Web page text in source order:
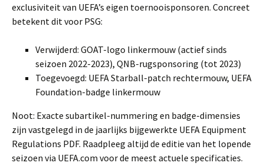
exclusiviteit van UEFA’s eigen toernooisponsoren. Concreet
betekent dit voor PSG:
Verwijderd: GOAT-logo linkermouw (actief sinds
seizoen 2022-2023), QNB-rugsponsoring (tot 2023)
Toegevoegd: UEFA Starball-patch rechtermouw, UEFA
Foundation-badge linkermouw
Noot: Exacte subartikel-nummering en badge-dimensies
zijn vastgelegd in de jaarlijks bijgewerkte UEFA Equipment
Regulations PDF. Raadpleeg altijd de editie van het lopende
seizoen via UEFA.com voor de meest actuele specificaties.